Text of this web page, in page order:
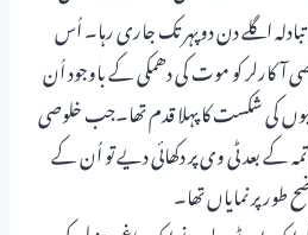
اگلے دن دوپہر تک جاری رہا۔ اُس
کو موت کی دھمکی کے باوجود اُن
کی شکست کا پہلا قدم تھا۔جب خلوصی
بعد ٹی وی پر دکھائی دیے تو اُن کے
پر نمایاں تھا۔